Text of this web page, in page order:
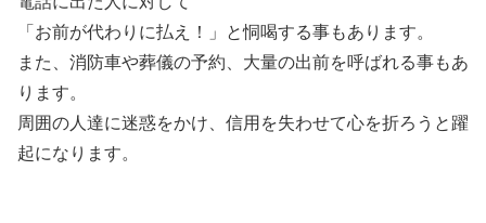
「お前が代わりに払え！」と恫喝する事もあります。
また、消防車や葬儀の予約、大量の出前を呼ばれる事もあ
ります。
周囲の人達に迷惑をかけ、信用を失わせて心を折ろうと躍
起になります。